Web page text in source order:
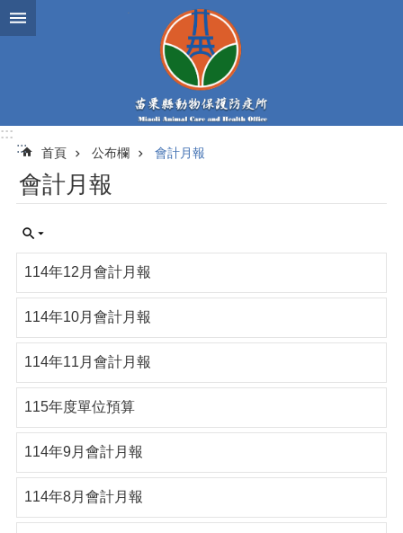
跳到主要內容區塊
:::
:::
首頁 公布欄 會計月報
會計月報
114年12月會計月報
114年10月會計月報
114年11月會計月報
115年度單位預算
114年9月會計月報
114年8月會計月報